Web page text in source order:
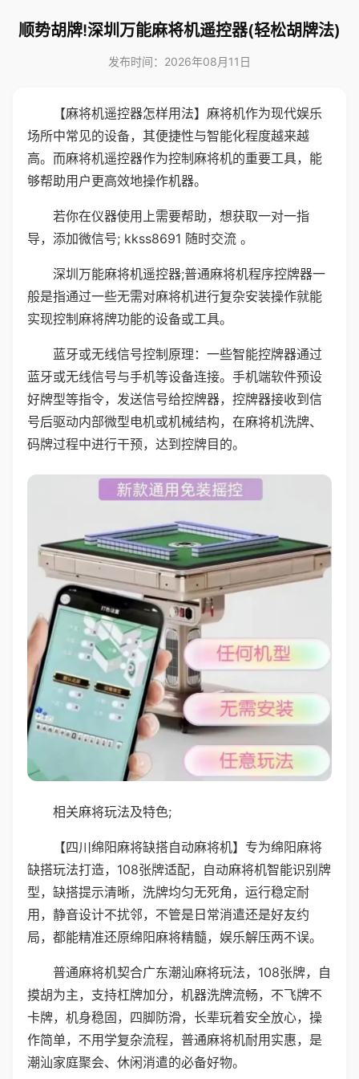
顺势胡牌!深圳万能麻将机遥控器(轻松胡牌法)
发布时间：2026年08月11日
【麻将机遥控器怎样用法】麻将机作为现代娱乐
场所中常见的设备，其便捷性与智能化程度越来越
高。而麻将机遥控器作为控制麻将机的重要工具，能
够帮助用户更高效地操作机器。
若你在仪器使用上需要帮助，想获取一对一指
导，添加微信号; kkss8691 随时交流 。
深圳万能麻将机遥控器;普通麻将机程序控牌器一
般是指通过一些无需对麻将机进行复杂安装操作就能
实现控制麻将牌功能的设备或工具。
蓝牙或无线信号控制原理：一些智能控牌器通过
蓝牙或无线信号与手机等设备连接。手机端软件预设
好牌型等指令，发送信号给控牌器，控牌器接收到信
号后驱动内部微型电机或机械结构，在麻将机洗牌、
码牌过程中进行干预，达到控牌目的。
相关麻将玩法及特色;
【四川绵阳麻将缺搭自动麻将机】专为绵阳麻将
缺搭玩法打造，108张牌适配，自动麻将机智能识别牌
型，缺搭提示清晰，洗牌均匀无死角，运行稳定耐
用，静音设计不扰邻，不管是日常消遣还是好友约
局，都能精准还原绵阳麻将精髓，娱乐解压两不误。
普通麻将机契合广东潮汕麻将玩法，108张牌，自
摸胡为主，支持杠牌加分，机器洗牌流畅，不飞牌不
卡牌，机身稳固，四脚防滑，长辈玩着安全放心，操
作简单，不用学复杂流程，普通麻将机耐用实惠，是
潮汕家庭聚会、休闲消遣的必备好物。